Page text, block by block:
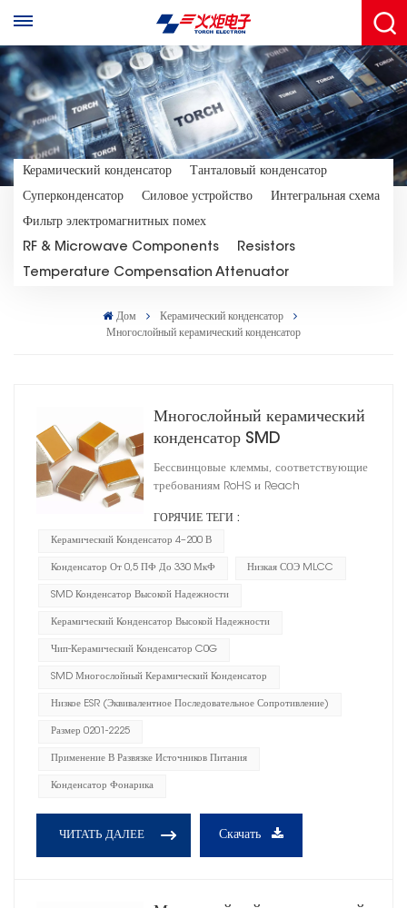
Керамический конденсатор
Танталовый конденсатор
Суперконденсатор
Силовое устройство
Интегральная схема
Фильтр электромагнитных помех
RF & Microwave Components
Resistors
Temperature Compensation Attenuator
Дом
Керамический конденсатор
Многослойный керамический конденсатор
Многослойный керамический
конденсатор SMD
Бессвинцовые клеммы, соответствующие
требованиям RoHS и Reach
ГОРЯЧИЕ ТЕГИ :
Керамический Конденсатор 4–200 В
Конденсатор От 0,5 ПФ До 330 МкФ Низкая СОЭ MLCC
SMD Конденсатор Высокой Надежности
Керамический Конденсатор Высокой Надежности
Чип-Керамический Конденсатор C0G
SMD Многослойный Керамический Конденсатор
Низкое ESR (эквивалентное Последовательное Сопротивление)
Размер 0201-2225
Применение В Развязке Источников Питания
Конденсатор Фонарика
ЧИТАТЬ ДАЛЕЕ Скачать